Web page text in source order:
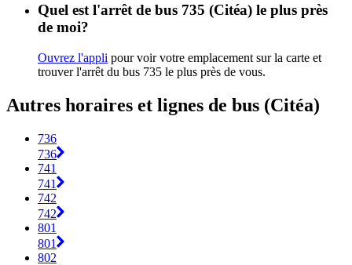
Quel est l'arrêt de bus 735 (Citéa) le plus près
de moi?
Ouvrez l'appli pour voir votre emplacement sur la carte et
trouver l'arrêt du bus 735 le plus près de vous.
Autres horaires et lignes de bus (Citéa)
736
736
741
741
742
742
801
801
802